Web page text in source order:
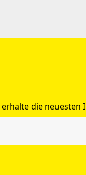
die neuesten